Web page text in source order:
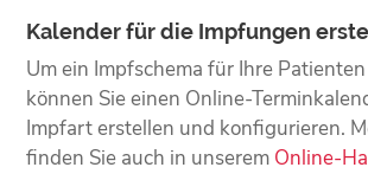
Kalender für die Impfungen
Um ein Impfschema für Ihre
können Sie einen Online-
Impfart erstellen und konfigurieren.
finden Sie auch in unserem Online-